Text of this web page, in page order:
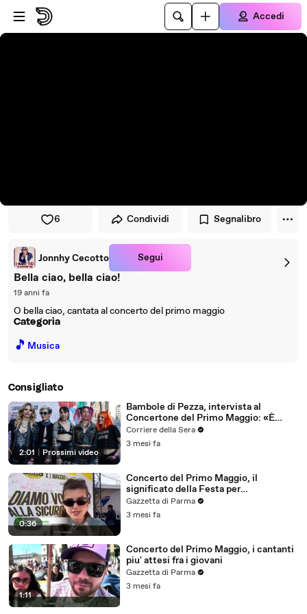
Vai al lettore
Passa al contenuto principale
Accedi
6 Condividi Segnalibro
Jonnhy Cecotto Segui
Bella ciao, bella ciao!
19 anni fa
O bella ciao, cantata al concerto del primo maggio
Categoria
🎵 Musica
Consigliato
2:01 Prossimi video
Bambole di Pezza, intervista al
Concertone del Primo Maggio: «È
stato bellissimo»
Corriere della Sera
3 mesi fa
0:36
Concerto del Primo Maggio, il
significato della Festa per
Francamente
Gazzetta di Parma
3 mesi fa
1:11
Concerto del Primo Maggio, i cantanti
piu' attesi fra i giovani
Gazzetta di Parma
3 mesi fa